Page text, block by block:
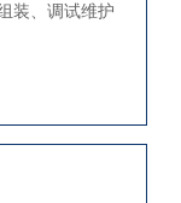
装、调试维护